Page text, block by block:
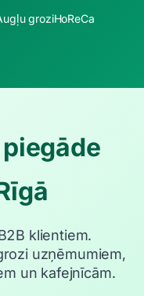
groziHoReCa
klientiem.
uzņēmumiem,
un kafejnīcām.